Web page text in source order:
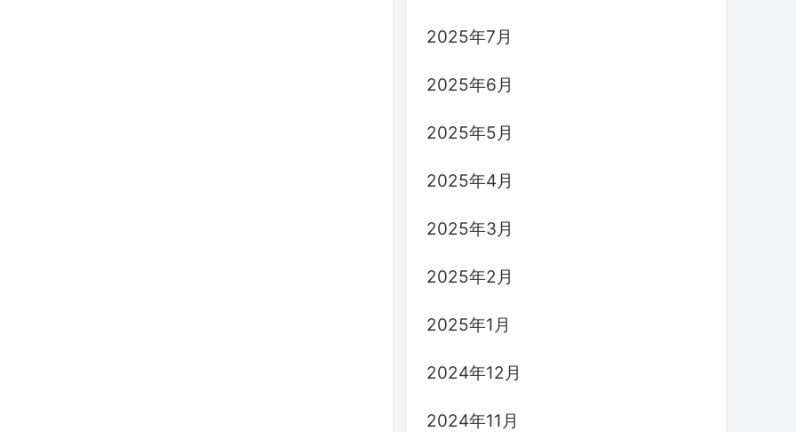
2025年7月
2025年6月
2025年5月
2025年4月
2025年3月
2025年2月
2025年1月
2024年12月
2024年11月